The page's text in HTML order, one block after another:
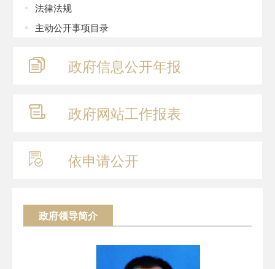
法律法规
主动公开事项目录
政府信息公开年报
政府网站工作报表
依申请公开
政府领导简介